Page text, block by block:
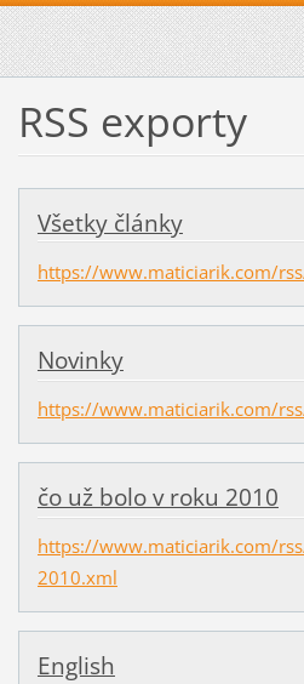
RSS exporty
Všetky články
https://www.maticiarik.com/
Novinky
https://www.maticiarik.com/
čo už bolo v roku 2010
https://www.maticiarik.com/
2010.xml
English